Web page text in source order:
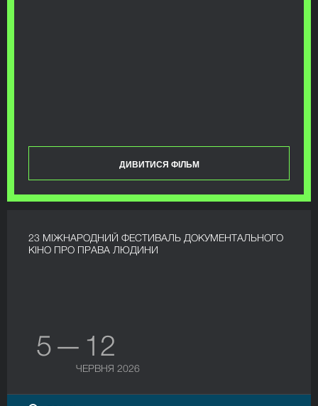
ДИВИТИСЯ ФІЛЬМ
23 МІЖНАРОДНИЙ ФЕСТИВАЛЬ ДОКУМЕНТАЛЬНОГО
КІНО ПРО ПРАВА ЛЮДИНИ
5 — 12
ЧЕРВНЯ 2026